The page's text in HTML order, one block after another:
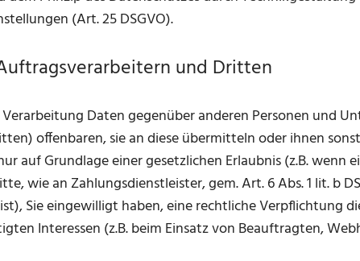
(Art. 25 DSGVO).
und Dritten
Daten gegenüber anderen Personen und
offenbaren, sie an diese übermitteln oder ihnen
auf Grundlage einer gesetzlichen Erlaubnis (z.B. wenn
wie an Zahlungsdienstleister, gem. Art. 6 Abs. 1 lit. b
Sie eingewilligt haben, eine rechtliche Verpflichtung
Interessen (z.B. beim Einsatz von Beauftragten,